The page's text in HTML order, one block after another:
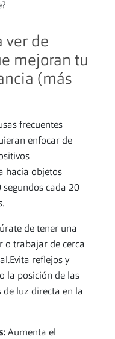
ver de
mejoran tu
(más
frecuentes
enfocar de
hacia objetos
segundos cada 20
de tener una
o trabajar de cerca
reflejos y
la posición de las
de luz directa en la
Aumenta el